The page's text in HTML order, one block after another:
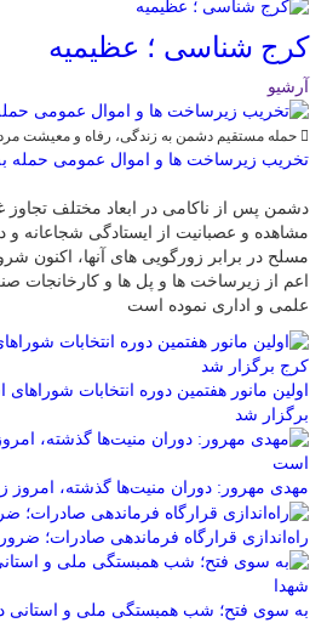
کرج شناسی ؛ عظیمیه
آرشیو
حمله مستقیم دشمن به زندگی، رفاه و معیشت
تخریب زیرساخت ها و اموال عمومی حمله
دشمن پس از ناکامی در ابعاد مختلف تجاوز
مشاهده و عصبانیت از ایستادگی شجاعانه و
مسلح در برابر زورگویی های آنها، اکنون
اعم از زیرساخت ها و پل ها و کارخانجات
علمی و اداری نموده است
اولین مانور هفتمین دوره انتخابات
برگزار شد
مهدی مهرور: دوران منیت‌ها گذشته،
راه‌اندازی قرارگاه فرماندهی صادرات؛
به سوی فتح؛ شب همبستگی ملی و استانی